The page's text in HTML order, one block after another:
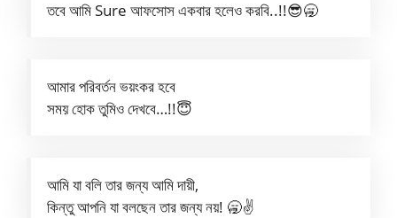
তবে আমি Sure আফসোস একবার হলেও করবি..!!😎🥱
আমার পরিবর্তন ভয়ংকর হবে
সময় হোক তুমিও দেখবে…!!😇
আমি যা বলি তার জন্য আমি দায়ী,
কিন্তু আপনি যা বলছেন তার জন্য নয়! 🥱✌️